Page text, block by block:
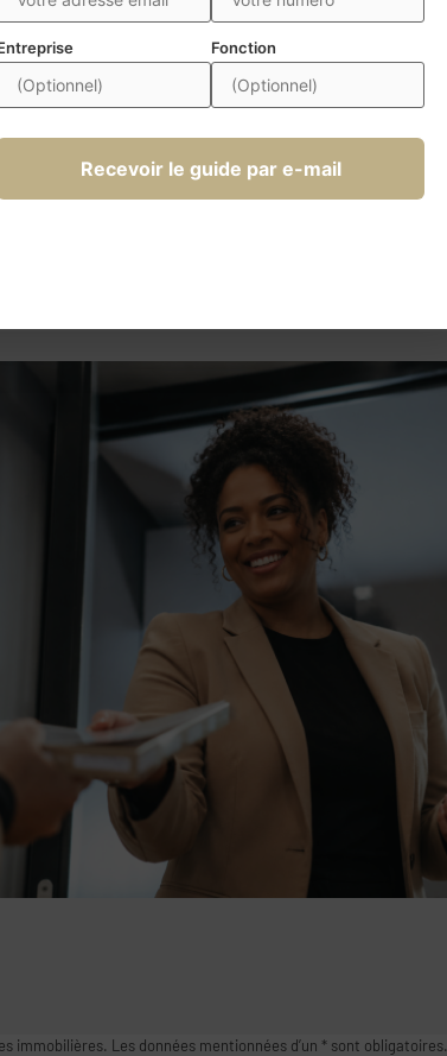
immobilières. Les données mentionnées d’un * sont obligatoires.
Fonction
Recevoir le guide par e-mail